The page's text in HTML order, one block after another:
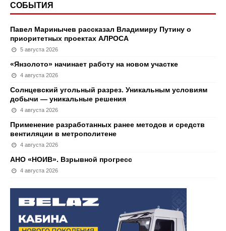
СОБЫТИЯ
Павел Маринычев рассказал Владимиру Путину о
приоритетных проектах АЛРОСА
5 августа 2026
«Янзолото» начинает работу на новом участке
4 августа 2026
Солнцевский угольный разрез. Уникальным условиям
добычи — уникальные решения
4 августа 2026
Применение разработанных ранее методов и средств
вентиляции в метрополитене
4 августа 2026
АНО «НОИВ». Взрывной прогресс
4 августа 2026